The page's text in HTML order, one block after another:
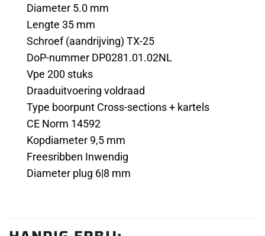
Diameter 5.0 mm
Lengte 35 mm
Schroef (aandrijving) TX-25
DoP-nummer DP0281.01.02NL
Vpe 200 stuks
Draaduitvoering voldraad
Type boorpunt Cross-sections + kartels
CE Norm 14592
Kopdiameter 9,5 mm
Freesribben Inwendig
Diameter plug 6|8 mm